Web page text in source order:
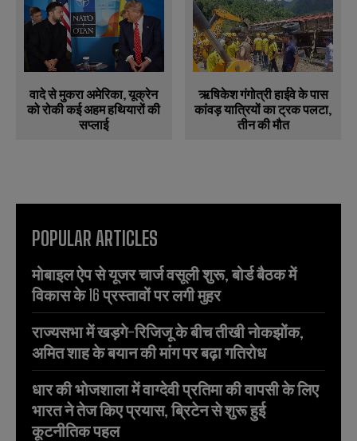
वादे से मुकरा अमेरिका, यूक्रेन
को रोकी कई अहम हथियारों की
सप्लाई
ऋषिकेश गंगोत्री हाईवे के पास
कांवड़ यात्रियों का ट्रक पलटा,
तीन की मौत
POPULAR ARTICLES
मोबाइल ऐप से यूजर चार्ज वसूली शुरू, बोर्ड बैठक में
विकास के 16 प्रस्तावों पर लगी मुहर
राज्यसभा में खड़गे-रिजिजू के बीच तीखी नोकझोंक,
अमित शाह के बयान की मांग पर बढ़ा गतिरोध
धार की भोजशाला में वाग्देवी प्रतिमा की वापसी के लिए
भारत ने तेज किए प्रयास, ब्रिटेन से शुरू हुई
कूटनीतिक पहल